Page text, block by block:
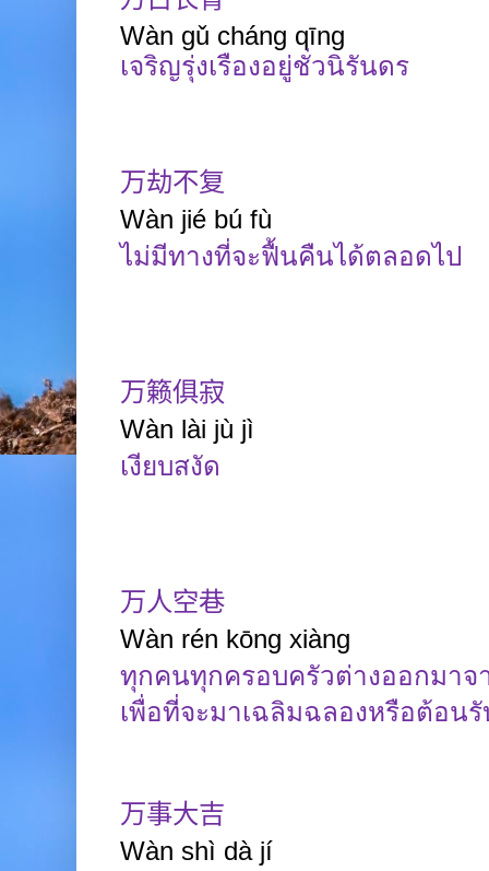
Wàn gǔ cháng qīng
เจริญรุ่งเรืองอยู่ชั่วนิรันดร
万劫不复
Wàn jié bú fù
ไม่มีทางที่จะฟื้นคืนได้ตลอดไป
万籁俱寂
Wàn lài jù jì
เงียบสงัด
万人空巷
Wàn rén kōng xiàng
ทุกคนทุกครอบครัวต่างออกมา
เพื่อที่จะมาเฉลิมฉลองหรือต้อนรั
万事大吉
Wàn shì dà jí